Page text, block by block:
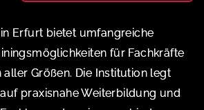
Erfurt bietet umfangreiche
für Fachkräfte
Größen. Die Institution legt
praxisnahe Weiterbildung und